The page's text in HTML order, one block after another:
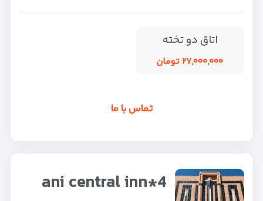
اتاق دو تخته
۲۷,۰۰۰,۰۰۰ تومان
تماس با ما
ani central inn*4